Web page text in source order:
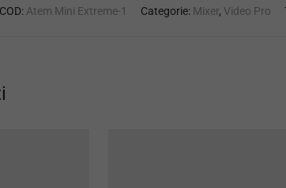
COD: Atem Mini Extreme-1 Categorie: Mixer, Video Pro